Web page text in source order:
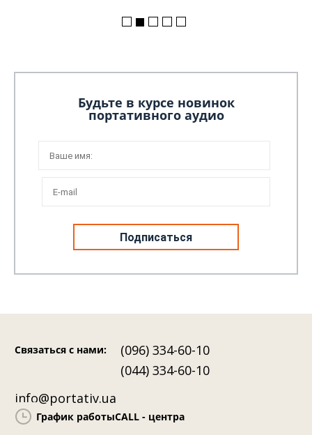
2
геймерському форматі
Будьте в курсе новинок
портативного аудио
Связаться с нами:
(096) 334-60-10
(044) 334-60-10
info@portativ.ua
График работыCALL - центра